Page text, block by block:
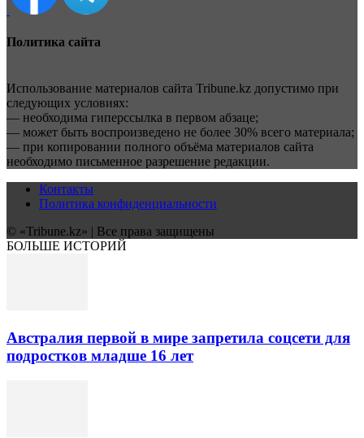
Политика сайта
Использование материалов сайта Tribune.kz допустимо при
следующих условиях:
— необходима гиперссылка в первом абзаце;
— может быть воспроизведено не более 30% всего материала;
— при копировании полного объёма материалов сайта
необходимо письменное разрешение редакции.
Контакты
Политика конфиденциальности
© «Tribune.kz» | Все права защищены
БОЛЬШЕ ИСТОРИЙ
Австралия первой в мире запретила соцсети для
подростков младше 16 лет